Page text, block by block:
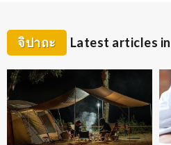
จิปาถะ Latest articles